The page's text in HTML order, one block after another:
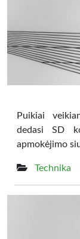
Puikiai
dedasi SD
apmokėjimo
Technika